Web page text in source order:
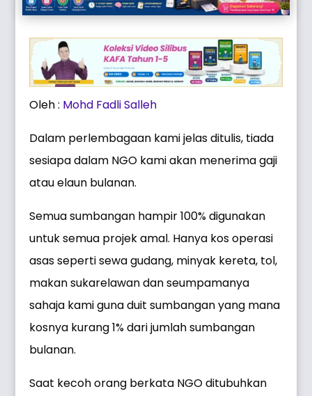
Oleh : Mohd Fadli Salleh
Dalam perlembagaan kami jelas ditulis, tiada
sesiapa dalam NGO kami akan menerima gaji
atau elaun bulanan.
Semua sumbangan hampir 100% digunakan
untuk semua projek amal. Hanya kos operasi
asas seperti sewa gudang, minyak kereta, tol,
makan sukarelawan dan seumpamanya
sahaja kami guna duit sumbangan yang mana
kosnya kurang 1% dari jumlah sumbangan
bulanan.
Saat kecoh orang berkata NGO ditubuhkan